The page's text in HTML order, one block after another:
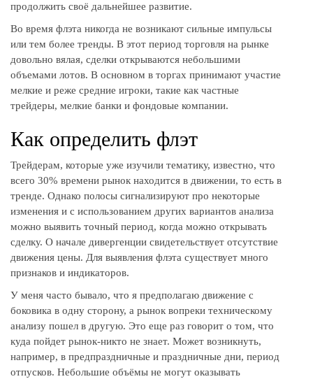
продолжить своё дальнейшее развитие.
Во время флэта никогда не возникают сильные импульсы
или тем более тренды. В этот период торговля на рынке
довольно вялая, сделки открываются небольшими
объемами лотов. В основном в торгах принимают участие
мелкие и реже средние игроки, такие как частные
трейдеры, мелкие банки и фондовые компании.
Как определить флэт
Трейдерам, которые уже изучили тематику, известно, что
всего 30% времени рынок находится в движении, то есть в
тренде. Однако полосы сигнализируют про некоторые
изменения и с использованием других вариантов анализа
можно выявить точный период, когда можно открывать
сделку. О начале дивергенции свидетельствует отсутствие
движения цены. Для выявления флэта существует много
признаков и индикаторов.
У меня часто бывало, что я предполагаю движение с
боковика в одну сторону, а рынок вопреки техническому
анализу пошел в другую. Это еще раз говорит о том, что
куда пойдет рынок-никто не знает. Может возникнуть,
например, в предпраздничные и праздничные дни, период
отпусков. Небольшие объёмы не могут оказывать